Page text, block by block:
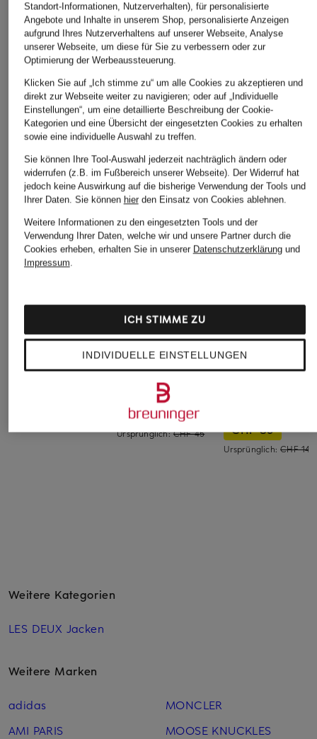
LACOSTE
PEGADOR
Sweatshorts
CHF 30
Ursprünglich:CHF 45
BOSS
CHF 85
Ursprünglich:CHF 149
Weitere Kategorien
LES DEUX Jacken
Weitere Marken
adidas
AMI PARIS
MONCLER
MOOSE KNUCKLES
Standort-Informationen, Nutzerverhalten), für personalisierte
Angebote und Inhalte in unserem Shop, personalisierte Anzeigen
aufgrund Ihres Nutzerverhaltens auf unserer Webseite, Analyse
unserer Webseite, um diese für Sie zu verbessern oder zur
Optimierung der Werbeaussteuerung.
Klicken Sie auf „Ich stimme zu“ um alle Cookies zu akzeptieren und
direkt zur Webseite weiter zu navigieren; oder auf „Individuelle
Einstellungen“, um eine detaillierte Beschreibung der Cookie-
Kategorien und eine Übersicht der eingesetzten Cookies zu erhalten
sowie eine individuelle Auswahl zu treffen.
Sie können Ihre Tool-Auswahl jederzeit nachträglich ändern oder
widerrufen (z.B. im Fußbereich unserer Webseite). Der Widerruf hat
jedoch keine Auswirkung auf die bisherige Verwendung der Tools und
Ihrer Daten. Sie können hierden Einsatz von Cookies ablehnen.
Weitere Informationen zu den eingesetzten Tools und der
Verwendung Ihrer Daten, welche wir und unsere Partner durch die
Cookies erheben, erhalten Sie in unserer Datenschutzerklärungund
Impressum.
INDIVIDUELLE EINSTELLUNGEN
ICH STIMME ZU